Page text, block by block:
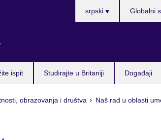
ispit Studirajte u Britaniji Događaji
srpski Globalni
obrazovanja i društva Naš rad u oblasti